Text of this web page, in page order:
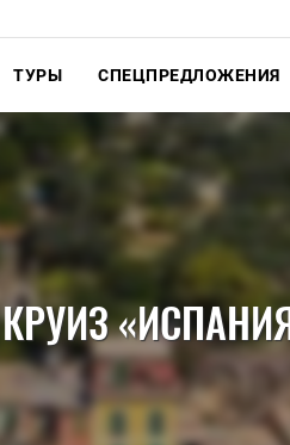
ТУРЫ СПЕЦПРЕДЛОЖЕНИЯ
КРУИЗ